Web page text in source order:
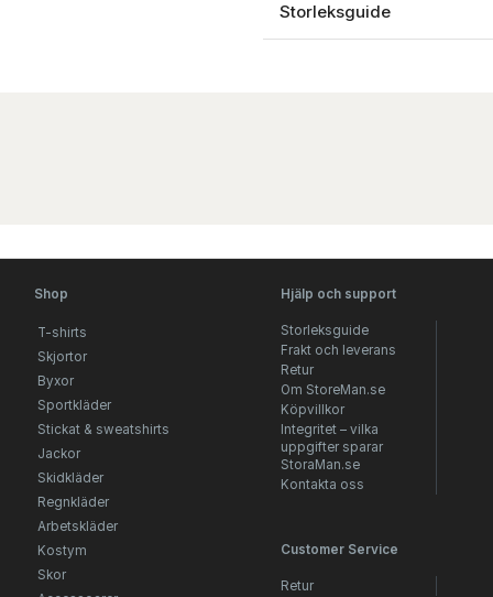
Storleksguide
Shop
T-shirts
Skjortor
Byxor
Sportkläder
Stickat & sweatshirts
Jackor
Skidkläder
Regnkläder
Arbetskläder
Kostym
Skor
Hjälp och support
Storleksguide
Frakt och leverans
Retur
Om StoreMan.se
Köpvillkor
Integritet – vilka
uppgifter sparar
StoraMan.se
Kontakta oss
Customer Service
Retur